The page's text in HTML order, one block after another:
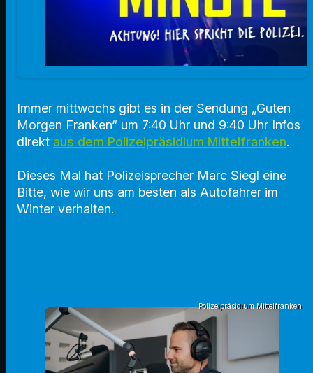
Immer mittwochs gibt es in der Sendung „Guten
Morgen Franken“ um 7:40 Uhr und 9:40 Uhr Infos
direkt aus dem Polizeipräsidium Mittelfranken.
Dieses Mal hat Polizeisprecher Marc Siegl eine
Bitte, wie wir uns am besten als Autofahrer im
Winter verhalten.
Polizeipräsidium Mittelfranken